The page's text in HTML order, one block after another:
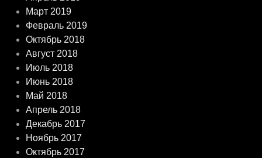
Март 2019
Февраль 2019
Октябрь 2018
Август 2018
Июль 2018
Июнь 2018
Май 2018
Апрель 2018
Декабрь 2017
Ноябрь 2017
Октябрь 2017